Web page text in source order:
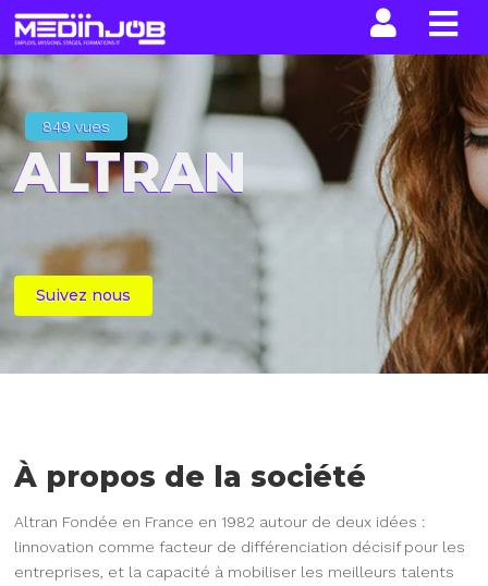
849 vues
ALTRAN
Suivez nous
À propos de la société
Altran Fondée en France en 1982 autour de deux idées :
linnovation comme facteur de différenciation décisif pour les
entreprises, et la capacité à mobiliser les meilleurs talents